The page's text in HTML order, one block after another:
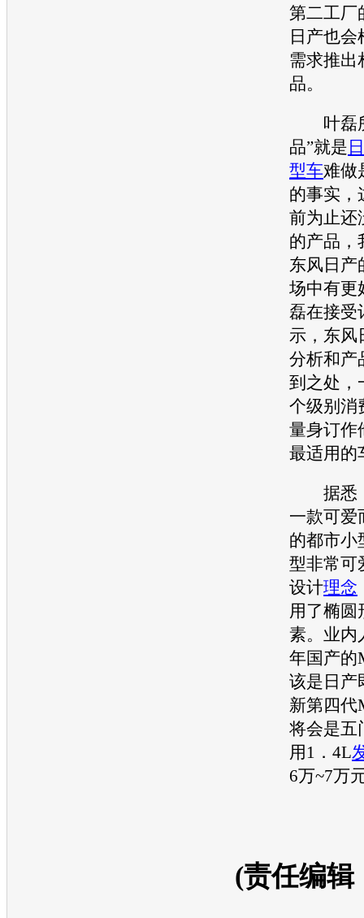
第二工厂
日产也会
需求推出
品。
叶磊所
品”就是
型车难做
的事实，
前为止还
的产品，
东风日产
场中有更
磊在接受
示， 东风
分析和产
到之处，
个级别消
量身订作
最适用的
据悉
一款可爱
的都市小
型非常可
设计理念
用了椭圆
素。业内
年国产的
该是 日产
新第四代
将会是五
用1．4L
6万~7万
(责任编辑